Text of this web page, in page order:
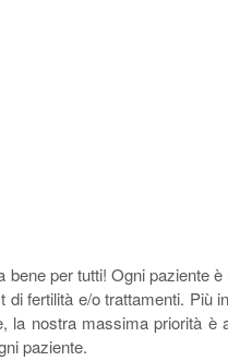
per tutti! Ogni paziente
fertilità e/o trattamenti. Più
nostra massima priorità è
paziente.